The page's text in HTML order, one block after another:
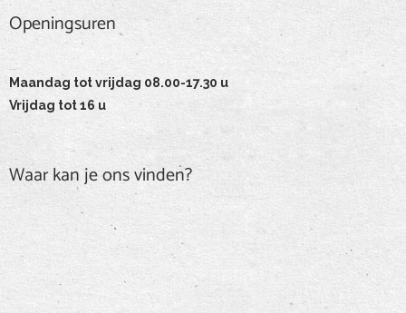
Openingsuren
Maandag tot vrijdag 08.00-17.30 u
Vrijdag tot 16 u
Waar kan je ons vinden?